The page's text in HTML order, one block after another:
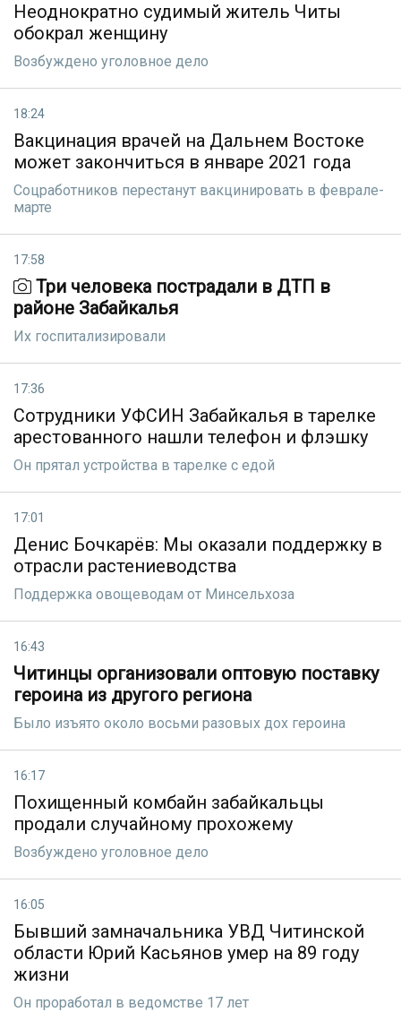
Неоднократно судимый житель Читы
обокрал женщину
Возбуждено уголовное дело
18:24
Вакцинация врачей на Дальнем Востоке
может закончиться в январе 2021 года
Соцработников перестанут вакцинировать в феврале-
марте
17:58
Три человека пострадали в ДТП в
районе Забайкалья
Их госпитализировали
17:36
Сотрудники УФСИН Забайкалья в тарелке
арестованного нашли телефон и флэшку
Он прятал устройства в тарелке с едой
17:01
Денис Бочкарёв: Мы оказали поддержку в
отрасли растениеводства
Поддержка овощеводам от Минсельхоза
16:43
Читинцы организовали оптовую поставку
героина из другого региона
Было изъято около восьми разовых дох героина
16:17
Похищенный комбайн забайкальцы
продали случайному прохожему
Возбуждено уголовное дело
16:05
Бывший замначальника УВД Читинской
области Юрий Касьянов умер на 89 году
жизни
Он проработал в ведомстве 17 лет